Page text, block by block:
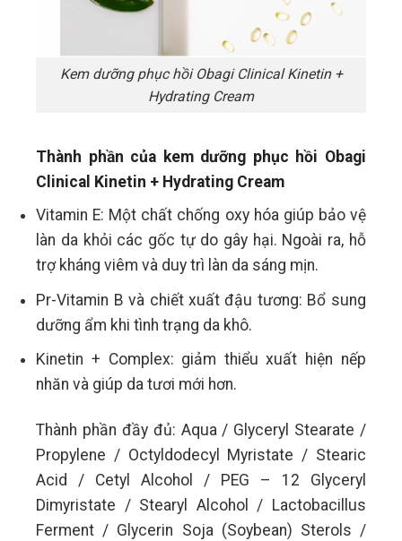
Kem dưỡng phục hồi Obagi Clinical Kinetin +
Hydrating Cream
Thành phần của kem dưỡng phục hồi Obagi
Clinical Kinetin + Hydrating Cream
Vitamin E: Một chất chống oxy hóa giúp bảo vệ
làn da khỏi các gốc tự do gây hại. Ngoài ra, hỗ
trợ kháng viêm và duy trì làn da sáng mịn.
Pr-Vitamin B và chiết xuất đậu tương: Bổ sung
dưỡng ẩm khi tình trạng da khô.
Kinetin + Complex: giảm thiểu xuất hiện nếp
nhăn và giúp da tươi mới hơn.
Thành phần đầy đủ: Aqua / Glyceryl Stearate /
Propylene / Octyldodecyl Myristate / Stearic
Acid / Cetyl Alcohol / PEG – 12 Glyceryl
Dimyristate / Stearyl Alcohol / Lactobacillus
Ferment / Glycerin Soja (Soybean) Sterols /